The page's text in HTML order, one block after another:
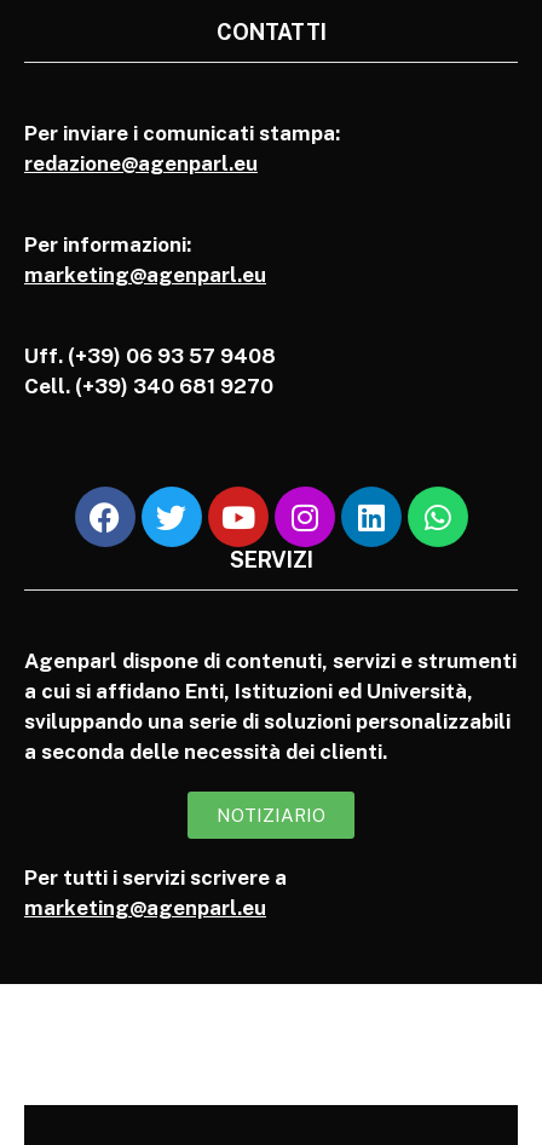
CONTATTI
Per inviare i comunicati stampa:
redazione@agenparl.eu
Per informazioni:
marketing@agenparl.eu
Uff. (+39) 06 93 57 9408
Cell. (+39) 340 681 9270
SERVIZI
Agenparl dispone di contenuti, servizi e strumenti
a cui si affidano Enti, Istituzioni ed Università,
sviluppando una serie di soluzioni personalizzabili
a seconda delle necessità dei clienti.
NOTIZIARIO
Per tutti i servizi scrivere a
marketing@agenparl.eu